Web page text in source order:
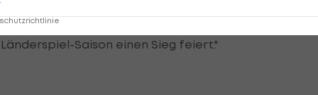
wie ich meine, in Ordnung geht. Für die Moral ist es
Saison einen Sieg feiert."